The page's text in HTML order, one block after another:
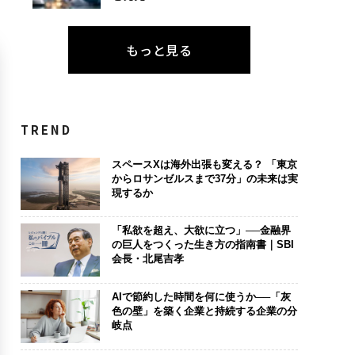
もっと見る
TREND
スペースXは海外出張も変える？ 「東京
からロサンゼルスまで37分」の未来は実
現するか
「私欲を超え、大欲に立つ」──金融界
の巨人をつくった生き方の指南書｜SBI
会長・北尾吉孝
AIで節約した時間を何に使うか──「灰
色の壁」を築く企業と持続する企業の分
岐点